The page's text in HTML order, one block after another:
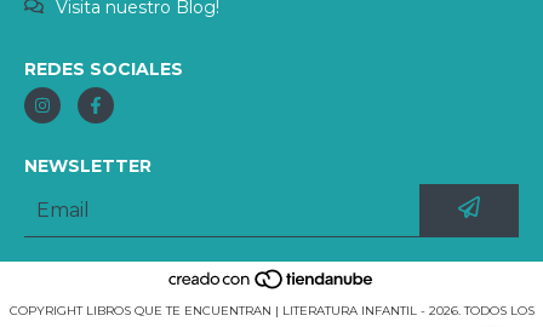
Visita nuestro Blog!
REDES SOCIALES
NEWSLETTER
COPYRIGHT LIBROS QUE TE ENCUENTRAN | LITERATURA INFANTIL - 2026. TODOS LOS